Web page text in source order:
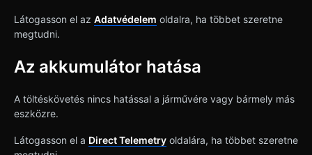
Látogasson el az Adatvédelem oldalra, ha többet szeretne
megtudni.
Az akkumulátor hatása
A töltéskövetés nincs hatással a járművére vagy bármely más
eszközre.
Látogasson el a Direct Telemetry oldalára, ha többet szeretne